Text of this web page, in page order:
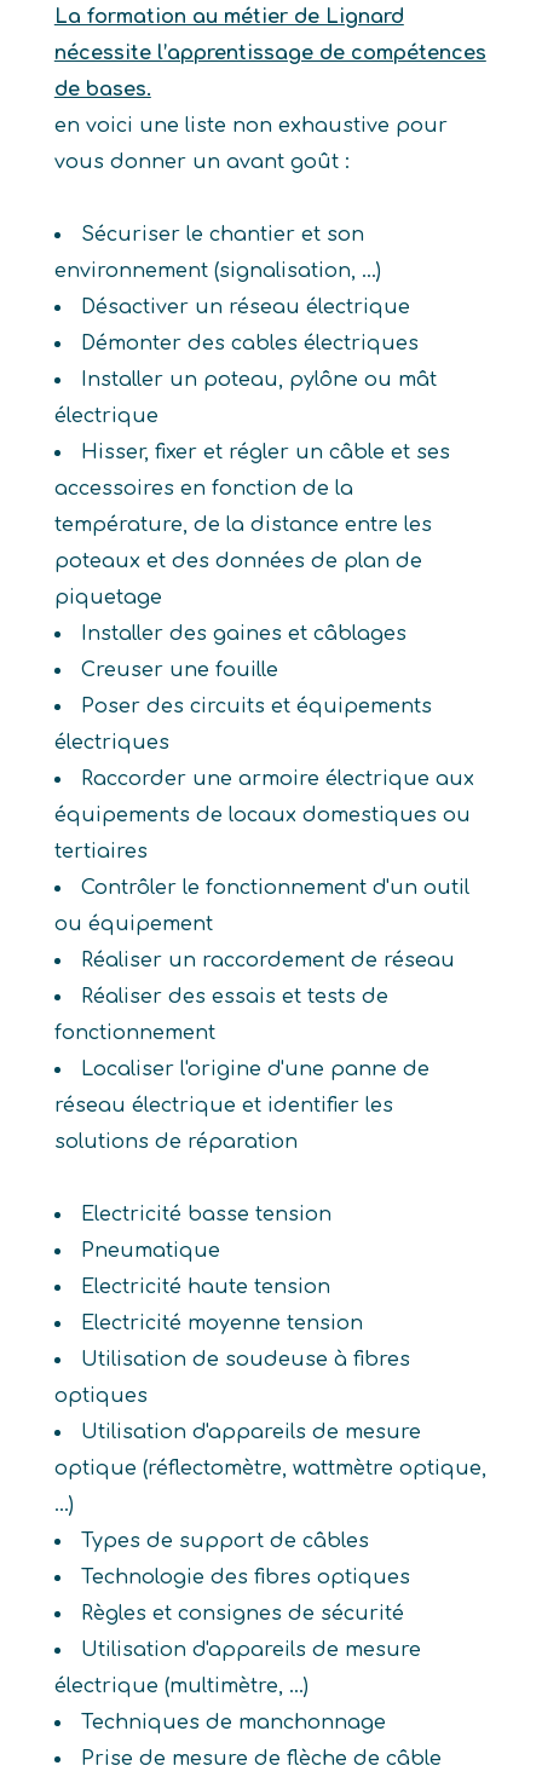
La formation au métier de Lignard
nécessite l’apprentissage de compétences
de bases.
en voici une liste non exhaustive pour
vous donner un avant goût :
Sécuriser le chantier et son
environnement (signalisation, ...)
Désactiver un réseau électrique
Démonter des cables électriques
Installer un poteau, pylône ou mât
électrique
Hisser, fixer et régler un câble et ses
accessoires en fonction de la
température, de la distance entre les
poteaux et des données de plan de
piquetage
Installer des gaines et câblages
Creuser une fouille
Poser des circuits et équipements
électriques
Raccorder une armoire électrique aux
équipements de locaux domestiques ou
tertiaires
Contrôler le fonctionnement d'un outil
ou équipement
Réaliser un raccordement de réseau
Réaliser des essais et tests de
fonctionnement
Localiser l'origine d'une panne de
réseau électrique et identifier les
solutions de réparation
Electricité basse tension
Pneumatique
Electricité haute tension
Electricité moyenne tension
Utilisation de soudeuse à fibres
optiques
Utilisation d'appareils de mesure
optique (réflectomètre, wattmètre optique,
...)
Types de support de câbles
Technologie des fibres optiques
Règles et consignes de sécurité
Utilisation d'appareils de mesure
électrique (multimètre, ...)
Techniques de manchonnage
Prise de mesure de flèche de câble